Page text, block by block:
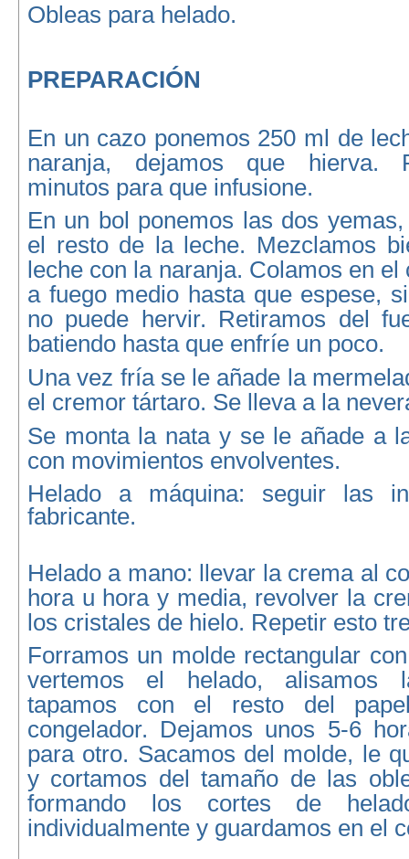
Obleas para helado.
PREPARACIÓN
En un cazo ponemos 250 ml de
naranja, dejamos que hierva.
minutos para que infusione.
En un bol ponemos las dos
el resto de la leche. Mezclamos
leche con la naranja. Colamos en el
a fuego medio hasta que espese,
no puede hervir. Retiramos del
batiendo hasta que enfríe un poco.
Una vez fría se le añade la
el cremor tártaro. Se lleva a la
Se monta la nata y se le añade a
con movimientos envolventes.
Helado a máquina: seguir las
fabricante.
Helado a mano: llevar la crema al
hora u hora y media, revolver la
los cristales de hielo. Repetir esto
Forramos un molde rectangular
vertemos el helado, alisamos
tapamos con el resto del
congelador. Dejamos unos 5-6
para otro. Sacamos del molde, le
y cortamos del tamaño de las
formando los cortes de
individualmente y guardamos en el